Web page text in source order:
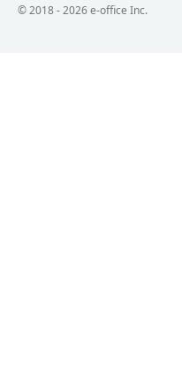
©︎ 2018 -2026e-office Inc.